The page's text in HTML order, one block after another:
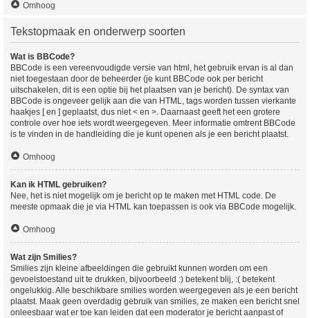
Omhoog
Tekstopmaak en onderwerp soorten
Wat is BBCode?
BBCode is een vereenvoudigde versie van html, het gebruik ervan is al dan
niet toegestaan door de beheerder (je kunt BBCode ook per bericht
uitschakelen, dit is een optie bij het plaatsen van je bericht). De syntax van
BBCode is ongeveer gelijk aan die van HTML, tags worden tussen vierkante
haakjes [ en ] geplaatst, dus niet < en >. Daarnaast geeft het een grotere
controle over hoe iets wordt weergegeven. Meer informatie omtrent BBCode
is te vinden in de handleiding die je kunt openen als je een bericht plaatst.
Omhoog
Kan ik HTML gebruiken?
Nee, het is niet mogelijk om je bericht op te maken met HTML code. De
meeste opmaak die je via HTML kan toepassen is ook via BBCode mogelijk.
Omhoog
Wat zijn Smilies?
Smilies zijn kleine afbeeldingen die gebruikt kunnen worden om een
gevoelstoestand uit te drukken, bijvoorbeeld :) betekent blij, :( betekent
ongelukkig. Alle beschikbare smilies worden weergegeven als je een bericht
plaatst. Maak geen overdadig gebruik van smilies, ze maken een bericht snel
onleesbaar wat er toe kan leiden dat een moderator je bericht aanpast of